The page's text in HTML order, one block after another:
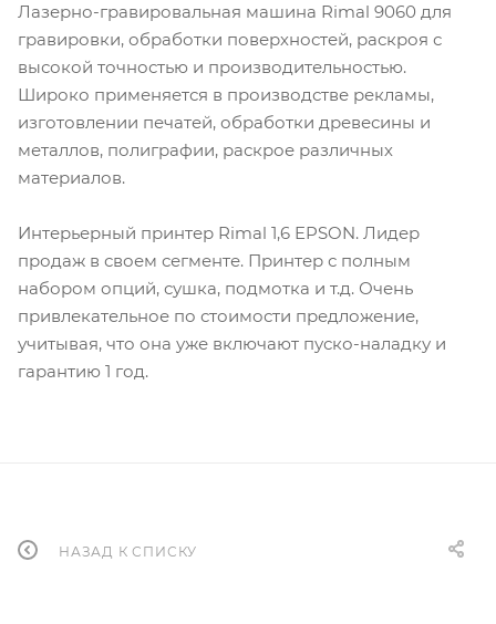
Лазерно-гравировальная машина Rimal 9060 для
гравировки, обработки поверхностей, раскроя с
высокой точностью и производительностью.
Широко применяется в производстве рекламы,
изготовлении печатей, обработки древесины и
металлов, полиграфии, раскрое различных
материалов.
Интерьерный принтер Rimal 1,6 EPSON. Лидер
продаж в своем сегменте. Принтер с полным
набором опций, сушка, подмотка и т.д. Очень
привлекательное по стоимости предложение,
учитывая, что она уже включают пуско-наладку и
гарантию 1 год.
НАЗАД К СПИСКУ